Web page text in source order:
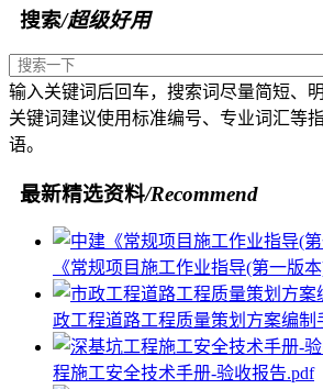
搜索/超级好用
输入关键词后回车，搜索词尽量简短、明
关键词建议使用标准编号、专业词汇等
语。
最新精选资料/Recommend
《常规项目施工作业指导(第一版
政工程道路工程质量策划方案编制
程施工安全技术手册-验收报告.pdf